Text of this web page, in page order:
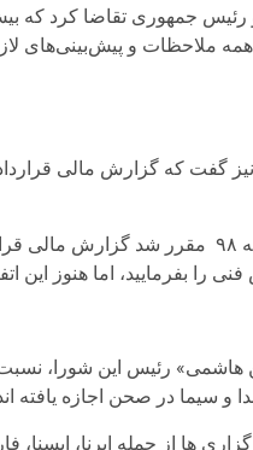
رئیس جمهوری تقاضا کرد که
ملاحظات و پیش‌بینی‌های
گفت که گزارش مالی
او خطاب به «پیروز حناچی» شهردار تهران گفت: با اینکه هنگام ارائه
را بفرمایید، اما هنوز این
هاشمی» رئیس این شورا،
در صحن اجازه یافته
ها از جمله ایرنا، ایسنا،